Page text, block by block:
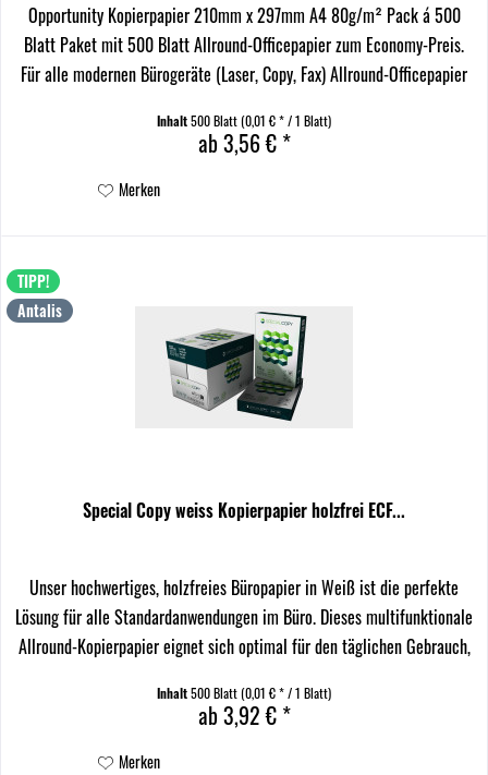
Opportunity Kopierpapier 210mm x 297mm A4 80g/m² Pack á 500
Blatt Paket mit 500 Blatt Allround-Officepapier zum Economy-Preis.
Für alle modernen Bürogeräte (Laser, Copy, Fax) Allround-Officepapier
Inhalt500 Blatt(0,01 € * / 1 Blatt)
ab 3,56 € *
Merken
TIPP!
Antalis
Special Copy weiss Kopierpapier holzfrei ECF...
Unser hochwertiges, holzfreies Büropapier in Weiß ist die perfekte
Lösung für alle Standardanwendungen im Büro. Dieses multifunktionale
Allround-Kopierpapier eignet sich optimal für den täglichen Gebrauch,
Inhalt500 Blatt(0,01 € * / 1 Blatt)
ab 3,92 € *
Merken